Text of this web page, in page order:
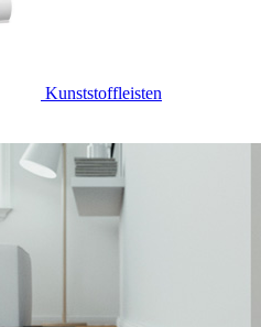
Kunststoffleisten